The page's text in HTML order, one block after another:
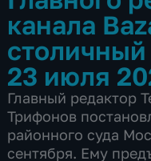
канала
23 июля
Главный редактор
Трифонов
районного суда
сентября. Ему